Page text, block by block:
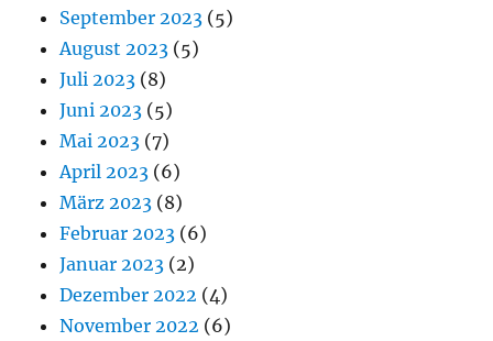
September 2023 (5)
August 2023 (5)
Juli 2023 (8)
Juni 2023 (5)
Mai 2023 (7)
April 2023 (6)
März 2023 (8)
Februar 2023 (6)
Januar 2023 (2)
Dezember 2022 (4)
November 2022 (6)